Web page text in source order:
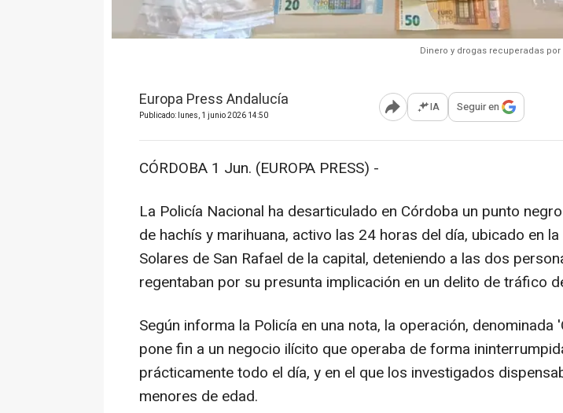
Dinero y drogas recuperadas
Europa Press Andalucía
Publicado: lunes, 1 junio 2026 14:50 Abrir opciones para
IA Seguir en
CÓRDOBA 1 Jun. (EUROPA PRESS) -
La Policía Nacional ha desarticulado en Córdoba un punto
de hachís y marihuana, activo las 24 horas del día, ubicado en
Solares de San Rafael de la capital, deteniendo a las dos
regentaban por su presunta implicación en un delito de tráfico
Según informa la Policía en una nota, la operación, denominada
pone fin a un negocio ilícito que operaba de forma
prácticamente todo el día, y en el que los investigados
menores de edad.